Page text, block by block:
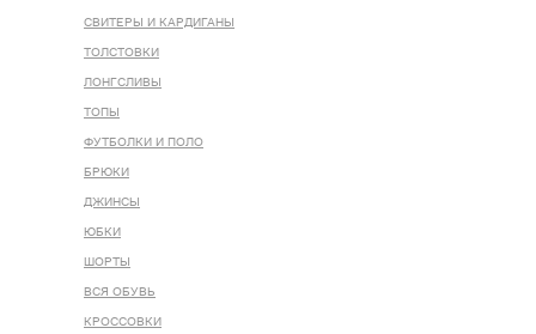
СВИТЕРЫ И КАРДИГАНЫ
ТОЛСТОВКИ
ЛОНГСЛИВЫ
ТОПЫ
ФУТБОЛКИ И ПОЛО
БРЮКИ
ДЖИНСЫ
ЮБКИ
ШОРТЫ
ВСЯ ОБУВЬ
КРОССОВКИ